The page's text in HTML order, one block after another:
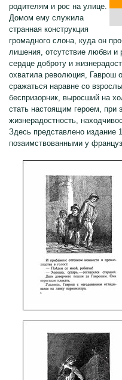
родителям и рос на улице.
Домом ему служила
странная конструкция
громадного слона, куда он
лишения, отсутствие любви и
сердце доброту и
охватила революция, Гаврош
сражаться наравне со
беспризорник, выросший на
стать настоящим героем, при
жизнерадостность,
Здесь представлено издание
позаимствованными у